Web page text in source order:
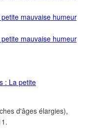
d'âges élargies),